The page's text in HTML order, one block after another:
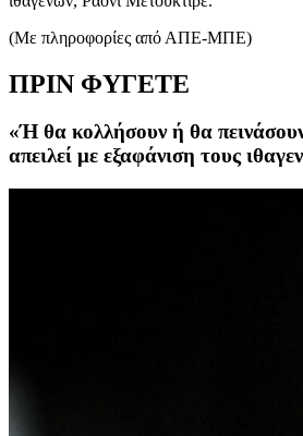
(Με πληροφορίες από ΑΠΕ-ΜΠΕ)
ΠΡΙΝ ΦΥΓΕΤΕ
«Ή θα κολλήσουν ή θα
απειλεί με εξαφάνιση τους